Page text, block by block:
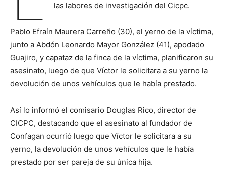
las labores de investigación del Cicpc.
Pablo Efraín Maurera Carreño (30), el yerno de la víctima,
junto a Abdón Leonardo Mayor González (41), apodado
Guajiro, y capataz de la finca de la víctima, planificaron su
asesinato, luego de que Víctor le solicitara a su yerno la
devolución de unos vehículos que le había prestado.
Así lo informó el comisario Douglas Rico, director de
CICPC, destacando que el asesinato al fundador de
Confagan ocurrió luego que Víctor le solicitara a su
yerno, la devolución de unos vehículos que le había
prestado por ser pareja de su única hija.